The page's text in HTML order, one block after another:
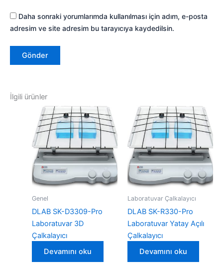
Daha sonraki yorumlarımda kullanılması için adım, e-posta
adresim ve site adresim bu tarayıcıya kaydedilsin.
İlgili ürünler
Genel
DLAB SK-D3309-Pro
Laboratuvar 3D
Çalkalayıcı
Devamını oku
Laboratuvar Çalkalayıcı
DLAB SK-R330-Pro
Laboratuvar Yatay Açılı
Çalkalayıcı
Devamını oku